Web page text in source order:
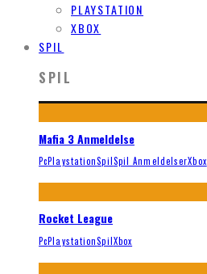
PLAYSTATION
XBOX
SPIL
SPIL
Mafia 3 Anmeldelse
PcPlaystationSpilSpil AnmeldelserXbox
Rocket League
PcPlaystationSpilXbox